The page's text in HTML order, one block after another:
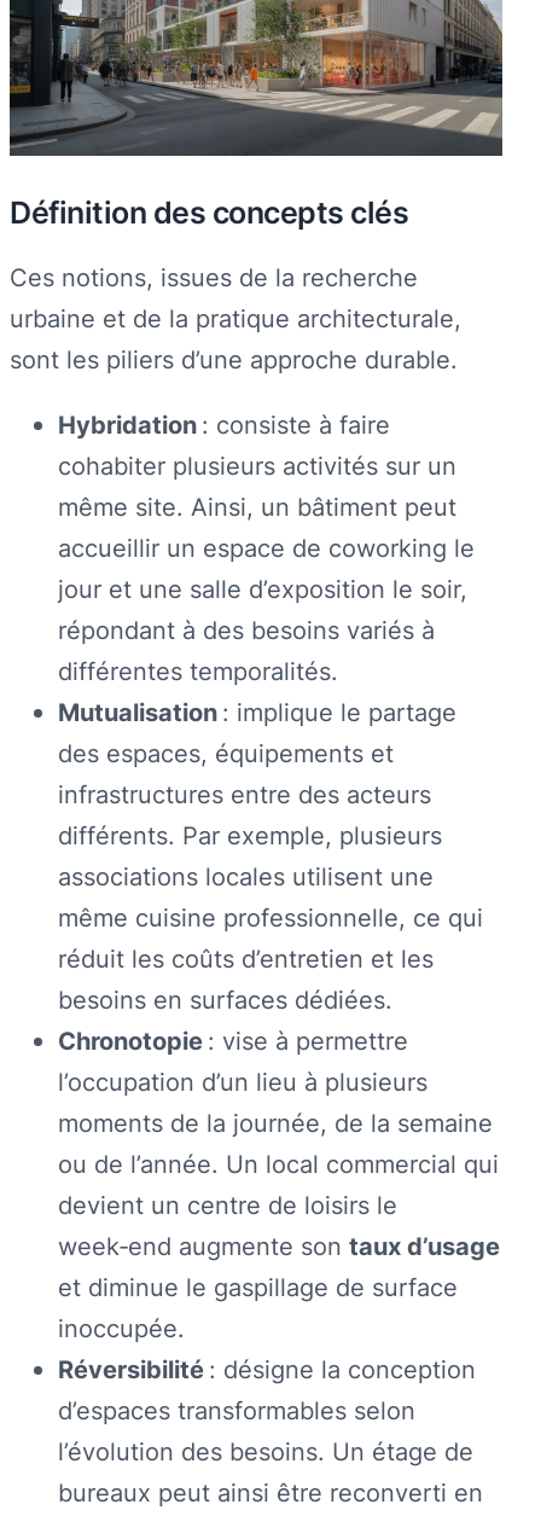
Définition des concepts clés
Ces notions, issues de la recherche
urbaine et de la pratique architecturale,
sont les piliers d’une approche durable.
Hybridation : consiste à faire
cohabiter plusieurs activités sur un
même site. Ainsi, un bâtiment peut
accueillir un espace de coworking le
jour et une salle d’exposition le soir,
répondant à des besoins variés à
différentes temporalités.
Mutualisation : implique le partage
des espaces, équipements et
infrastructures entre des acteurs
différents. Par exemple, plusieurs
associations locales utilisent une
même cuisine professionnelle, ce qui
réduit les coûts d’entretien et les
besoins en surfaces dédiées.
Chronotopie : vise à permettre
l’occupation d’un lieu à plusieurs
moments de la journée, de la semaine
ou de l’année. Un local commercial qui
devient un centre de loisirs le
week‑end augmente son taux d’usage
et diminue le gaspillage de surface
inoccupée.
Réversibilité : désigne la conception
d’espaces transformables selon
l’évolution des besoins. Un étage de
bureaux peut ainsi être reconverti en